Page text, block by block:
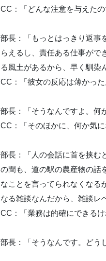
CC：「どんな注意を与えたの
部長：「もっとはっきり返事
らえるし、責任ある仕事がで
る風土があるから、早く馴染
CC：「彼女の反応は薄かった
部長：「そうなんですよ。何
CC：「そのほかに、何か気
部長：「人の会話に首を挟む
の間も、道の駅の農産物の話
なことを言ってられなくなる
なる雑談なんだから、雑談レ
CC：「業務は的確にできる
部長：「そうなんです。どう